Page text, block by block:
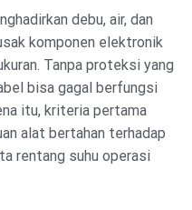
debu, air, dan
komponen elektronik
Tanpa proteksi yang
bisa gagal berfungsi
itu, kriteria pertama
alat bertahan terhadap
rentang suhu operasi